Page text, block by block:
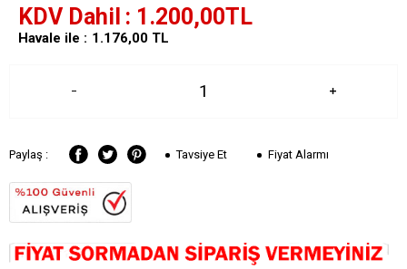
KDV Dahil 1.200,00TL
Havale ile : TL
1.176,00
Paylaş : Tavsiye Et Fiyat Alarmı